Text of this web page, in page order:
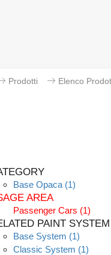
Prodotti Elenco
Base Opaca (1)
AREA
Passenger Cars (1)
PAINT SYSTEM
Base System (1)
Classic System (1)